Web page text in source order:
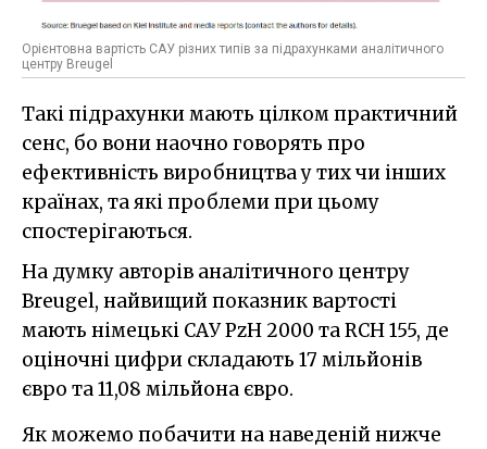
Орієнтовна вартість САУ різних типів за підрахунками аналітичного
центру Breugel
Такі підрахунки мають цілком практичний
сенс, бо вони наочно говорять про
ефективність виробництва у тих чи інших
країнах, та які проблеми при цьому
спостерігаються.
На думку авторів аналітичного центру
Breugel, найвищий показник вартості
мають німецькі САУ PzH 2000 та RCH 155, де
оціночні цифри складають 17 мільйонів
євро та 11,08 мільйона євро.
Як можемо побачити на наведеній нижче